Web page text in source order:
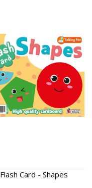
Flash Card - Shapes